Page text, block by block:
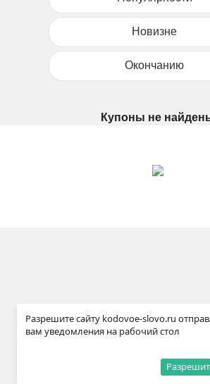
Разрешите сайту kodovoe-slovo.ru
вам уведомления на рабочий стол
Новизне
Окончанию
Купоны не